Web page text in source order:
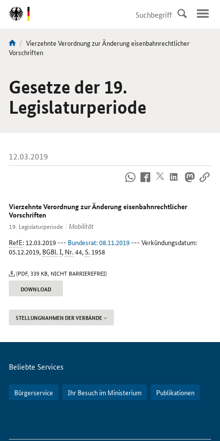
DirektZu:
Navigation
Sie
sind
Aktuelle
Seite:
Vierzehnte Verordnung zur Änderung eisenbahnrechtlicher
Vorschriften
Gesetze der 19.
Legislaturperiode
12.03.2019
uns
im
Internet
Vierzehnte Verordnung zur Änderung eisenbahnrechtlicher
Vorschriften
19. Legislaturperiode
Mobilität
RefE: 12.03.2019 --- Bundesrat: 08.11.2019--- Verkündungsdatum:
05.12.2019, BGBl.I, Nr.44,S.1958
(PDF, 339 KB, NICHT BARRIEREFREI)
DOWNLOAD
STELLUNGNAHMEN DER VERBÄNDE
Servicemenü
Beliebte Services
Bürgerservice Ihr Besuch im Ministerium Publikationen